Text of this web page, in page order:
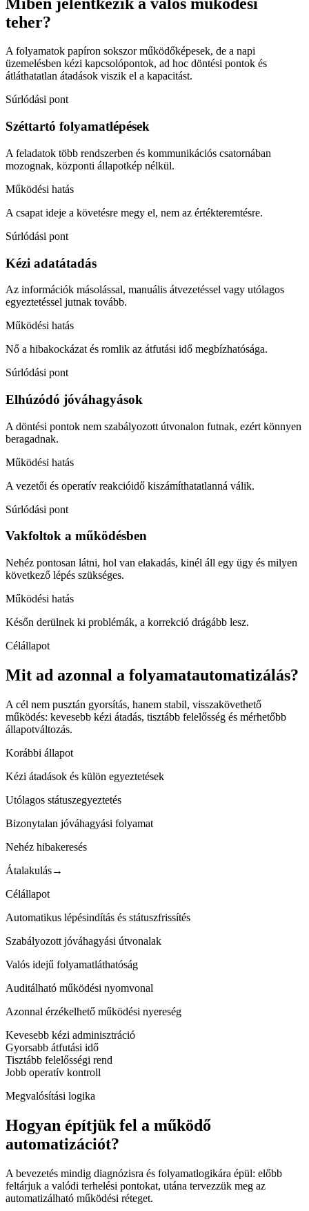
teher?
A folyamatok papíron sokszor működőképesek, de a napi
üzemelésben kézi kapcsolópontok, ad hoc döntési pontok és
átláthatatlan átadások viszik el a kapacitást.
Súrlódási pont
Széttartó folyamatlépések
A feladatok több rendszerben és kommunikációs csatornában
mozognak, központi állapotkép nélkül.
Működési hatás
A csapat ideje a követésre megy el, nem az értékteremtésre.
Súrlódási pont
Kézi adatátadás
Az információk másolással, manuális átvezetéssel vagy utólagos
egyeztetéssel jutnak tovább.
Működési hatás
Nő a hibakockázat és romlik az átfutási idő megbízhatósága.
Súrlódási pont
Elhúzódó jóváhagyások
A döntési pontok nem szabályozott útvonalon futnak, ezért könnyen
beragadnak.
Működési hatás
A vezetői és operatív reakcióidő kiszámíthatatlanná válik.
Súrlódási pont
Vakfoltok a működésben
Nehéz pontosan látni, hol van elakadás, kinél áll egy ügy és milyen
következő lépés szükséges.
Működési hatás
Későn derülnek ki problémák, a korrekció drágább lesz.
Célállapot
Mit ad azonnal a folyamatautomatizálás?
A cél nem pusztán gyorsítás, hanem stabil, visszakövethető
működés: kevesebb kézi átadás, tisztább felelősség és mérhetőbb
állapotváltozás.
Korábbi állapot
Kézi átadások és külön egyeztetések
Utólagos státuszegyeztetés
Bizonytalan jóváhagyási folyamat
Nehéz hibakeresés
Átalakulás→
Célállapot
Automatikus lépésindítás és státuszfrissítés
Szabályozott jóváhagyási útvonalak
Valós idejű folyamatláthatóság
Auditálható működési nyomvonal
Azonnal érzékelhető működési nyereség
Kevesebb kézi adminisztráció
Gyorsabb átfutási idő
Tisztább felelősségi rend
Jobb operatív kontroll
Megvalósítási logika
Hogyan építjük fel a működő
automatizációt?
A bevezetés mindig diagnózisra és folyamatlogikára épül: előbb
feltárjuk a valódi terhelési pontokat, utána tervezzük meg az
automatizálható működési réteget.